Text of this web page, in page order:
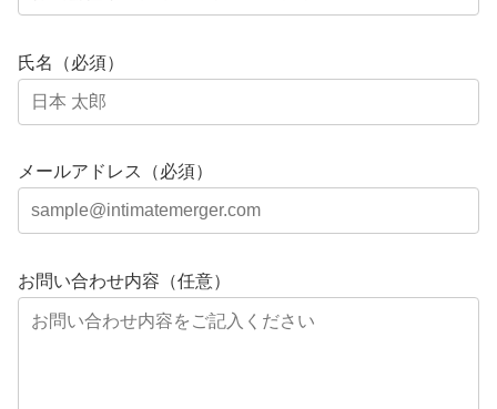
氏名（必須）
メールアドレス（必須）
お問い合わせ内容（任意）